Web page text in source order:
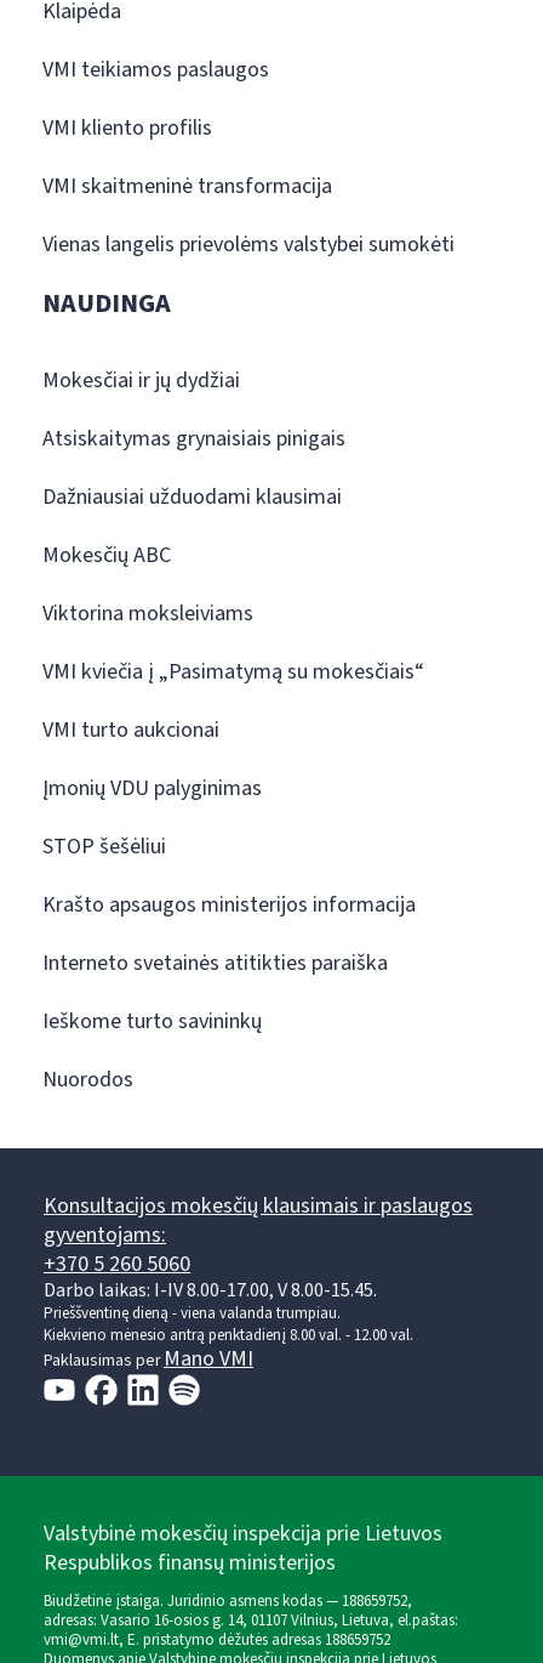
Klaipėda
VMI teikiamos paslaugos
VMI kliento profilis
VMI skaitmeninė transformacija
Vienas langelis prievolėms valstybei sumokėti
NAUDINGA
Mokesčiai ir jų dydžiai
Atsiskaitymas grynaisiais pinigais
Dažniausiai užduodami klausimai
Mokesčių ABC
Viktorina moksleiviams
VMI kviečia į „Pasimatymą su mokesčiais“
VMI turto aukcionai
Įmonių VDU palyginimas
STOP šešėliui
Krašto apsaugos ministerijos informacija
Interneto svetainės atitikties paraiška
Ieškome turto savininkų
Nuorodos
Konsultacijos mokesčių klausimais ir paslaugos
gyventojams:
+370 5 260 5060
Darbo laikas: I-IV 8.00-17.00, V 8.00-15.45.
Prieššventinę dieną - viena valanda trumpiau.
Kiekvieno mėnesio antrą penktadienį 8.00 val. - 12.00 val.
Paklausimas perMano VMI
Valstybinė mokesčių inspekcija prie Lietuvos
Respublikos finansų ministerijos
Biudžetinė įstaiga. Juridinio asmens kodas — 188659752,
adresas: Vasario 16-osios g. 14, 01107 Vilnius, Lietuva, el.paštas:
vmi@vmi.lt, E. pristatymo dėžutės adresas 188659752